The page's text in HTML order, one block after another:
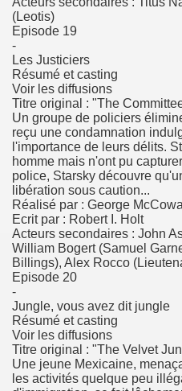
(Leotis)
Episode 19
-
Les Justiciers
Résumé et casting
Voir les diffusions
Titre original : "The
Un groupe de policiers
reçu une condamnation
l'importance de leurs délits.
homme mais n'ont pu
police, Starsky découvre
libération sous caution...
Réalisé par : George
Ecrit par : Robert I. Holt
Acteurs secondaires : John
William Bogert (Samuel
Billings), Alex Rocco
Episode 20
-
Jungle, vous avez dit jungle
Résumé et casting
Voir les diffusions
Titre original : "The Velvet
Une jeune Mexicaine,
les activités quelque peu